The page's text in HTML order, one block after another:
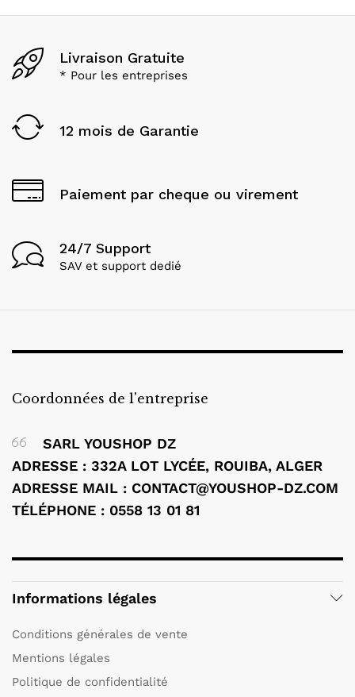
Livraison Gratuite
* Pour les entreprises
12 mois de Garantie
Paiement par cheque ou virement
24/7 Support
SAV et support dedié
Coordonnées de l'entreprise
SARL YOUSHOP DZ
ADRESSE : 332A LOT LYCÉE, ROUIBA, ALGER
ADRESSE MAIL : CONTACT@YOUSHOP-DZ.COM
TÉLÉPHONE : 0558 13 01 81
Informations légales
Conditions générales de vente
Mentions légales
Politique de confidentialité